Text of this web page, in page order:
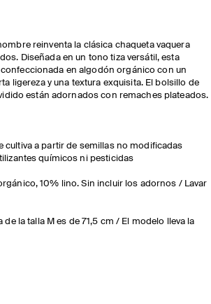
reinventa la clásica chaqueta vaquera
Diseñada en un tono tiza versátil, esta
en algodón orgánico con un
ligereza y una textura exquisita. El bolsillo de
están adornados con remaches plateados.
cultiva a partir de semillas no modificadas
químicos ni pesticidas
10% lino. Sin incluir los adornos / Lavar
de la talla M es de 71,5 cm / El modelo lleva la